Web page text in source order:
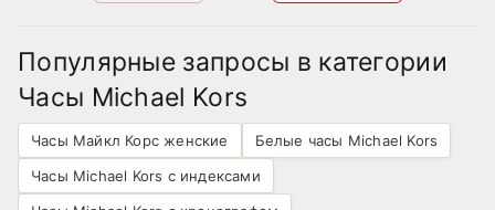
Популярные запросы в категории
Часы Michael Kors
Часы Майкл Корс женские
Белые часы Michael Kors
Часы Michael Kors с индексами